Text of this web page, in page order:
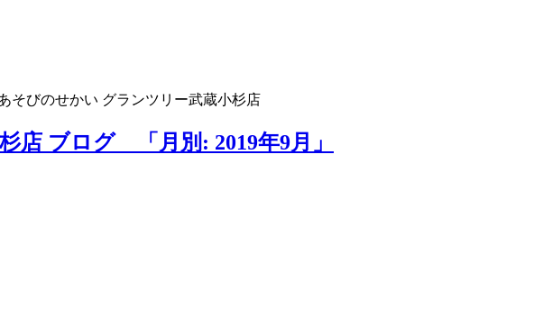
そびのせかい グランツリー武蔵小杉店
店 ブログ 「月別: 2019年9月」